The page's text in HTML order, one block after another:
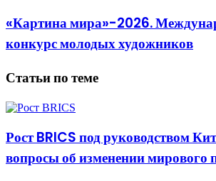
«Картина мира»-2026.
конкурс молодых художников
Статьи по теме
Рост BRICS под руководством
вопросы об изменении мирового